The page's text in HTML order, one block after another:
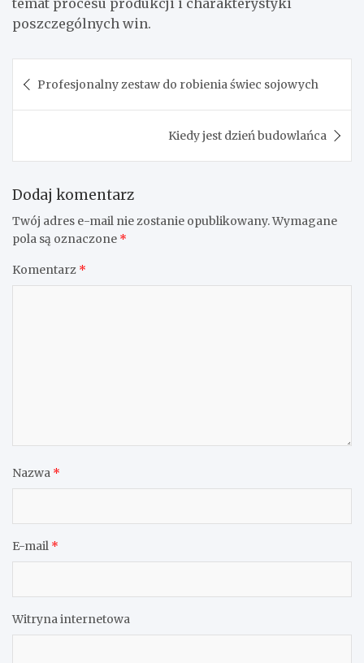
poszczególnych win.
wpisu
Profesjonalny zestaw do robienia świec sojowych
Kiedy jest dzień budowlańca
Dodaj komentarz
Twój adres e-mail nie zostanie opublikowany.Wymagane
pola są oznaczone *
Komentarz *
Nazwa *
E-mail *
Witryna internetowa